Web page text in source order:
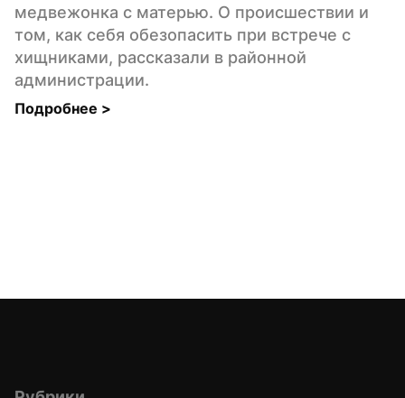
медвежонка с матерью. О происшествии и
том, как себя обезопасить при встрече с
хищниками, рассказали в районной
администрации.
Подробнее >